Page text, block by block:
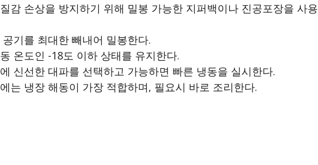
감 손상을 방지하기 위해 밀봉 가능한 지퍼백이나 진공포장을 사용
공기를 최대한 빼내어 밀봉한다.
온도인 -18도 이하 상태를 유지한다.
신선한 대파를 선택하고 가능하면 빠른 냉동을 실시한다.
는 냉장 해동이 가장 적합하며, 필요시 바로 조리한다.